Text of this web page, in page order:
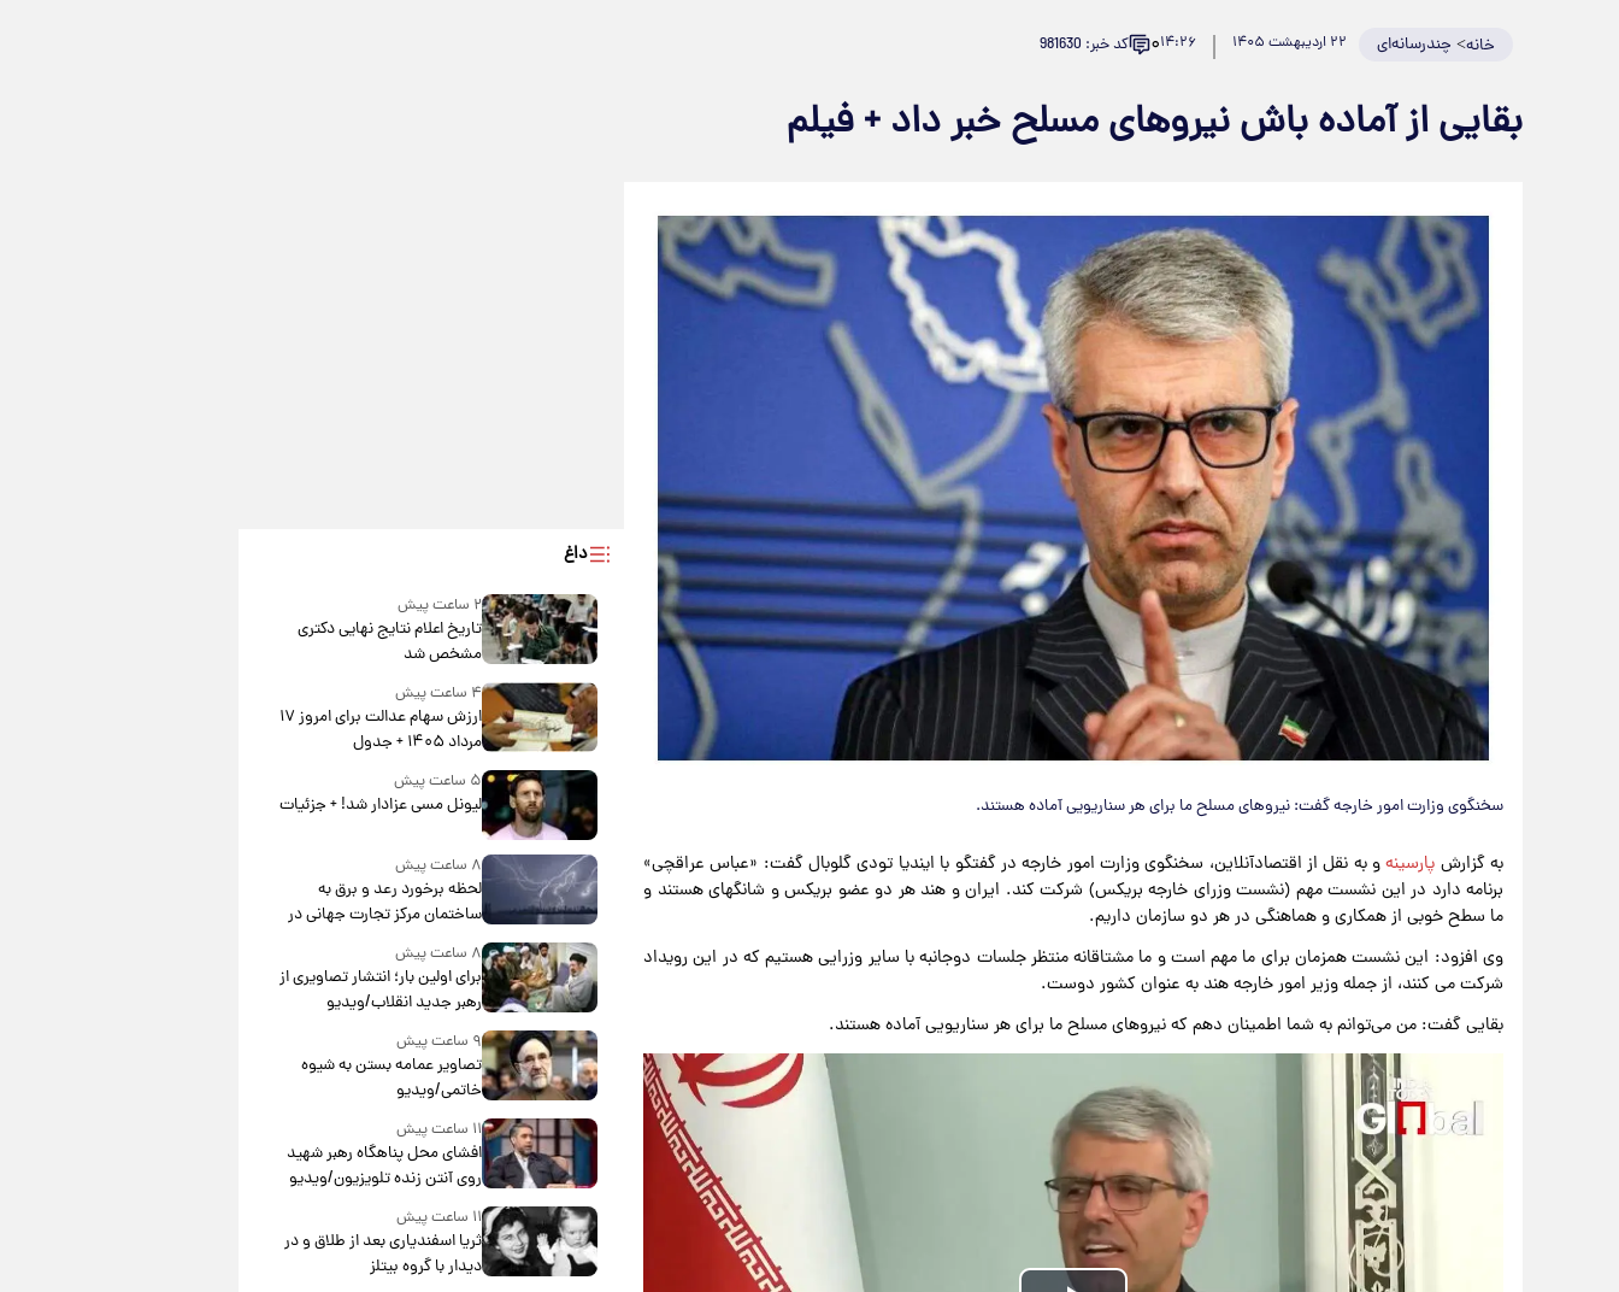
خانه> چندرسانه‌ای ۲۲ اردیبهشت ۱۴۰۵ ۱۴:۲۶۰ کد خبر: 981630
بقایی از آماده باش نیروهای مسلح خبر داد + فیلم
سخنگوی وزارت امور خارجه گفت: نیروهای مسلح ما برای هر سناریویی آماده هستند.
به گزارش پارسینهو به نقل از اقتصادآنلاین، سخنگوی وزارت امور خارجه در گفتگو با ایندیا تودی گلوبال گفت: «عباس عراقچی»
برنامه دارد در این نشست مهم (نشست وزرای خارجه بریکس) شرکت کند. ایران و هند هر دو عضو بریکس و شانگهای هستند و
ما سطح خوبی از همکاری و هماهنگی در هر دو سازمان داریم.
وی افزود: این نشست همزمان برای ما مهم است و ما مشتاقانه منتظر جلسات دوجانبه با سایر وزرایی هستیم که در این رویداد
شرکت می کنند، از جمله وزیر امور خارجه هند به عنوان کشور دوست.
بقایی گفت: من می‌توانم به شما اطمینان دهم که نیروهای مسلح ما برای هر سناریویی آماده هستند.
داغ
۲ ساعت پیش
تاریخ اعلام نتایج نهایی دکتری
مشخص شد
۴ ساعت پیش
ارزش سهام عدالت برای امروز ۱۷
مرداد ۱۴۰۵ + جدول
۵ ساعت پیش
لیونل مسی عزادار شد! + جزئیات
۸ ساعت پیش
لحظه برخورد رعد و برق به
ساختمان مرکز تجارت جهانی در
۸ ساعت پیش
برای اولین بار؛ انتشار تصاویری از
رهبر جدید انقلاب/ویدیو
۹ ساعت پیش
تصاویر عمامه بستن به شیوه
خاتمی/ویدیو
۱۱ ساعت پیش
افشای محل پناهگاه‌ رهبر شهید
روی آنتن زنده تلویزیون/ویدیو
۱۱ ساعت پیش
ثریا اسفندیاری بعد از طلاق و در
دیدار با گروه بیتلز